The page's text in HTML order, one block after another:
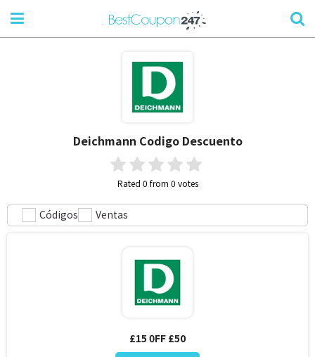
Deichmann Codigo Descuento
Rated 0 from 0 votes
Códigos Ventas
£15 0FF £50